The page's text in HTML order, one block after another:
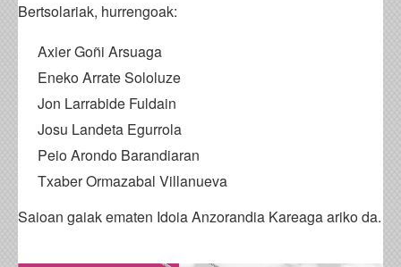
Bertsolariak, hurrengoak:
Axier Goñi Arsuaga
Eneko Arrate Sololuze
Jon Larrabide Fuldain
Josu Landeta Egurrola
Peio Arondo Barandiaran
Txaber Ormazabal Villanueva
Saioan gaiak ematen Idoia Anzorandia Kareaga ariko da.